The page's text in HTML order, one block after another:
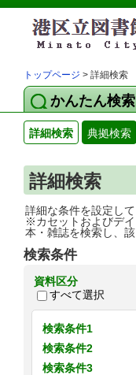
トップページ > 詳細検索
かんたん検索
詳細検索 典拠検索
詳細検索
詳細な条件を設定し
※カセットおよびデイ
本・雑誌を検索し、
検索条件
資料区分
すべて選択
検索条件1
検索条件2
検索条件3